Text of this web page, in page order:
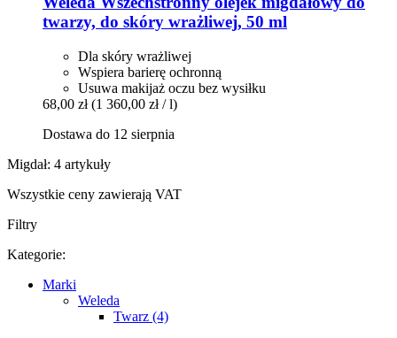
twarzy, do skóry wrażliwej, 50 ml
Dla skóry wrażliwej
Wspiera barierę ochronną
Usuwa makijaż oczu bez wysiłku
68,00 zł (1 360,00 zł / l)
Dostawa do 12 sierpnia
Migdał: 4 artykuły
Wszystkie ceny zawierają VAT
Filtry
Kategorie:
Marki
Weleda
Twarz (4)